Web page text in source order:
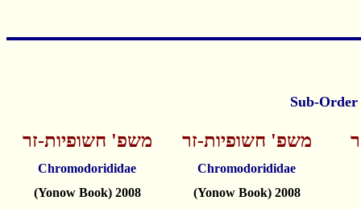
משפ' חשופיות-זר משפ' חשופיות-זר
Chromodorididae
Chromodorididae
(Yonow Book) 2008
(Yonow Book) 2008